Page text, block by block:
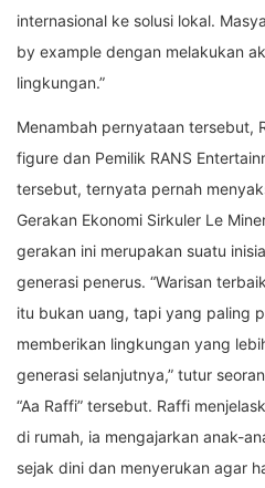
internasional ke solusi lokal.
by example dengan melakukan
lingkungan.”
Menambah pernyataan tersebut,
figure dan Pemilik RANS
tersebut, ternyata pernah
Gerakan Ekonomi Sirkuler Le
gerakan ini merupakan suatu
generasi penerus. “Warisan
itu bukan uang, tapi yang paling
memberikan lingkungan yang
generasi selanjutnya,” tutur
“Aa Raffi” tersebut. Raffi
di rumah, ia mengajarkan anak-
sejak dini dan menyerukan agar